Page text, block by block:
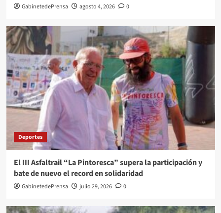
GabinetedePrensa agosto 4, 2026 0
Deportes
El III Asfaltrail “La Pintoresca” supera la participación y
bate de nuevo el record en solidaridad
GabinetedePrensa julio 29, 2026 0